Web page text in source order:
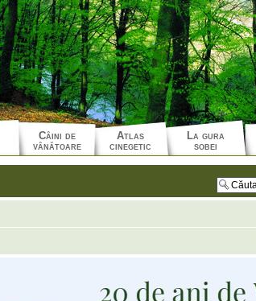
Câini de
vânătoare
Atlas
cinegetic
La gura
sobei